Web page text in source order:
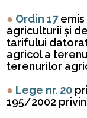
● Ordin 17
agriculturii şi
tarifului
agricol a
terenurilor
● Lege nr. 20
195/2002